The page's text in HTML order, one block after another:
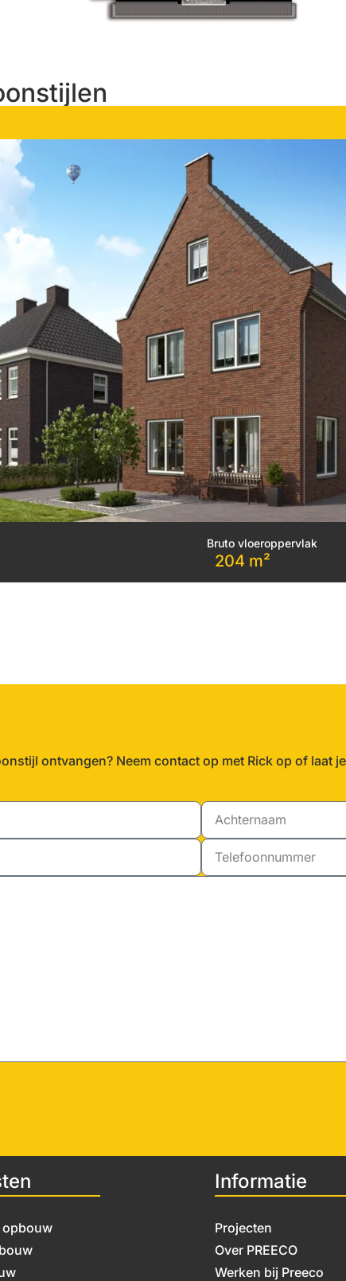
Bruto vloeroppervlak
204 m²
ontvangen? Neem contact op met Rick op of laat
opbouw
Informatie
Projecten
Over PREECO
Werken bij Preeco